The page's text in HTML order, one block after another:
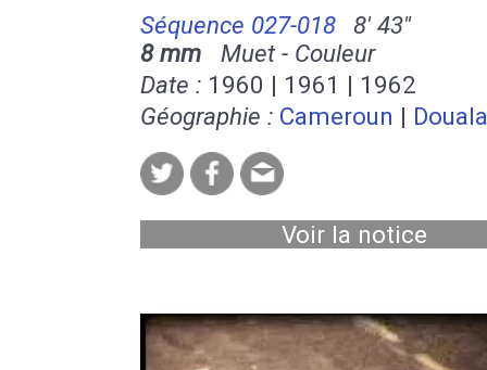
Séquence 027-018
8' 43''
8 mm Muet - Couleur
Date : 1960 | 1961 | 1962
Géographie : Cameroun | Douala
Voir la notice